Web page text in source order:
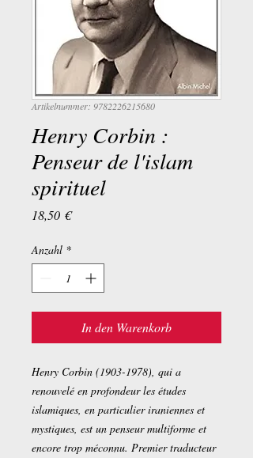
Artikelnummer: 9782226215680
Henry Corbin :
Penseur de l'islam
spirituel
18,50 €Preis
Anzahl *
In den Warenkorb
Henry Corbin (1903-1978), qui a
renouvelé en profondeur les études
islamiques, en particulier iraniennes et
mystiques, est un penseur multiforme et
encore trop méconnu. Premier traducteur